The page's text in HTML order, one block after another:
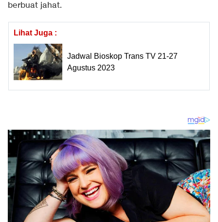
berbuat jahat.
Lihat Juga :
Jadwal Bioskop Trans TV 21-27
Agustus 2023